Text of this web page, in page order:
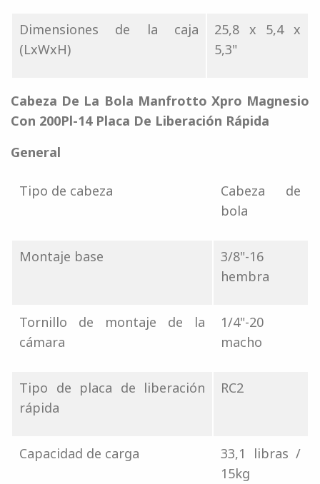
Dimensiones de la caja
(LxWxH)
25,8 x 5,4 x
5,3"
Cabeza De La Bola Manfrotto Xpro Magnesio
Con 200Pl-14 Placa De Liberación Rápida
General
Tipo de cabeza
Cabeza de
bola
Montaje base
3/8"-16
hembra
Tornillo de montaje de la
cámara
1/4"-20
macho
Tipo de placa de liberación
rápida
RC2
Capacidad de carga
33,1 libras /
15kg